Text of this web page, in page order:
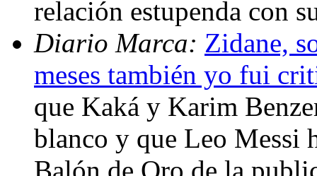
relación estupenda con
Diario Marca: Zidane,
meses también yo fui
que Kaká y Karim
blanco y que Leo Messi
Balón de Oro de la